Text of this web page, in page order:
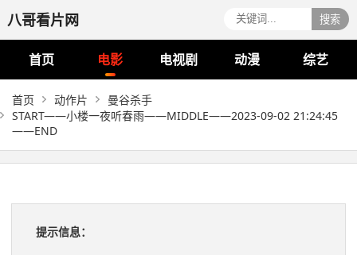
八哥看片网 搜索
首页 电影 电视剧 动漫 综艺
首页 动作片
曼谷杀手
START——小楼一夜听春雨——MIDDLE——2023-09-02 21:24:45
——END
提示信息：